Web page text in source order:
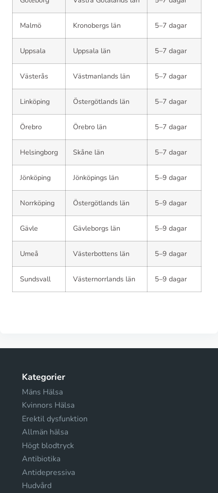
Malmö Kronobergs län 5–7 dagar
Uppsala Uppsala län 5–7 dagar
Västerås Västmanlands län 5–7 dagar
Linköping Östergötlands län 5–7 dagar
Örebro Örebro län 5–7 dagar
Helsingborg Skåne län 5–7 dagar
Jönköping Jönköpings län 5–9 dagar
Norrköping Östergötlands län 5–9 dagar
Gävle Gävleborgs län 5–9 dagar
Umeå Västerbottens län 5–9 dagar
Sundsvall Västernorrlands län 5–9 dagar
Kategorier
Mäns Hälsa
Kvinnors Hälsa
Erektil dysfunktion
Allmän hälsa
Högt blodtryck
Antibiotika
Antidepressiva
Hudvård